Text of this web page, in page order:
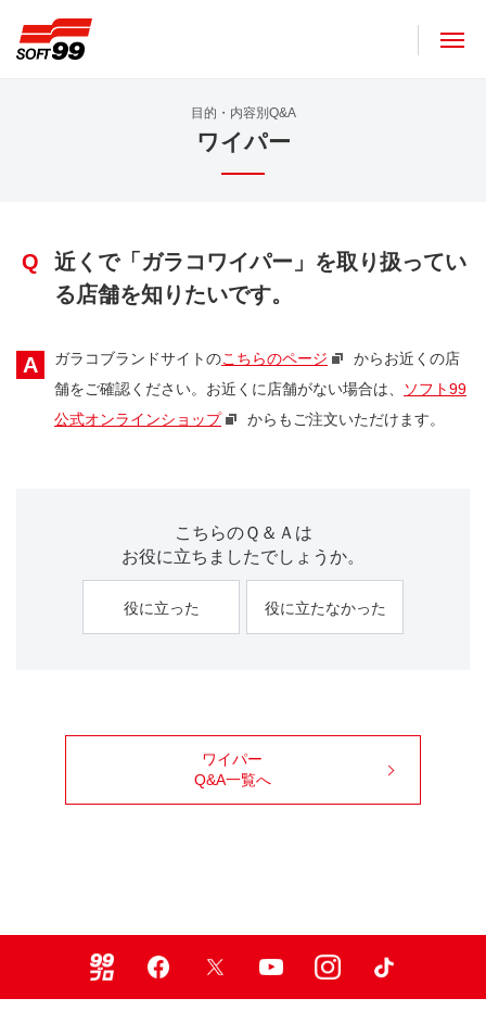
目的・内容別Q&A
ワイパー
Q
近くで「ガラコワイパー」を取り扱ってい
る店舗を知りたいです。
A ガラコブランドサイトのこちらのページ
からお近くの店
舗をご確認ください。お近くに店舗がない場合は、
ソフト99
公式オンラインショップ
からもご注文いただけます。
こちらのＱ＆Ａは
お役に立ちましたでしょうか。
役に立った 役に立たなかった
ワイパー
Q&A一覧へ